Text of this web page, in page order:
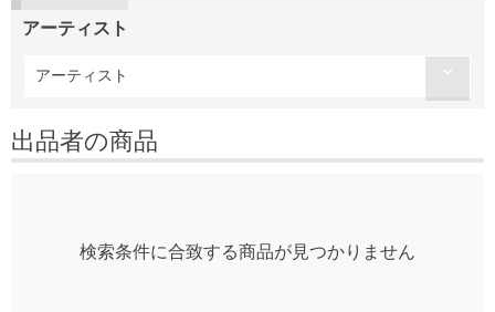
アーティスト
アーティスト
出品者の商品
検索条件に合致する商品が見つかりません